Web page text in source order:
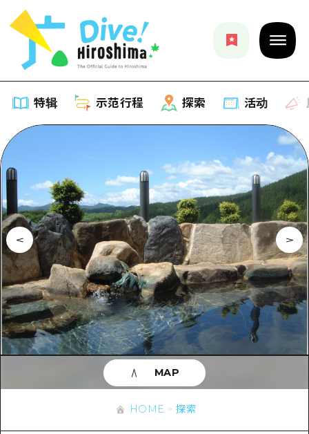
特辑 示范行程 探索 活动
列表
推荐
艺术
活动·庙会
美食·酒水
骑自行车
购物
运动
夜晚生活
示范行程
列表
Dive!Hiroshima官方向导
广岛随意旅行
广岛市内
安艺
答对了
探索
列表
广岛市内
安艺
答對了
美北
活动
应时信息
有用的信息
列表
HOME 探索
MAP